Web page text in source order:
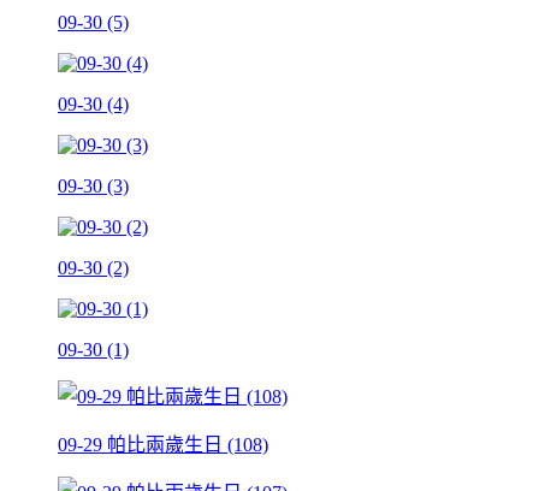
09-30 (5)
09-30 (4)
09-30 (3)
09-30 (2)
09-30 (1)
09-29 帕比兩歲生日 (108)